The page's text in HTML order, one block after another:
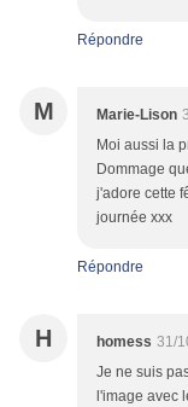
Répondre
M Marie-Lison
Moi aussi la
Dommage
j'adore cette
journée xxx
Répondre
H homess 31/
Je ne suis
l'image avec